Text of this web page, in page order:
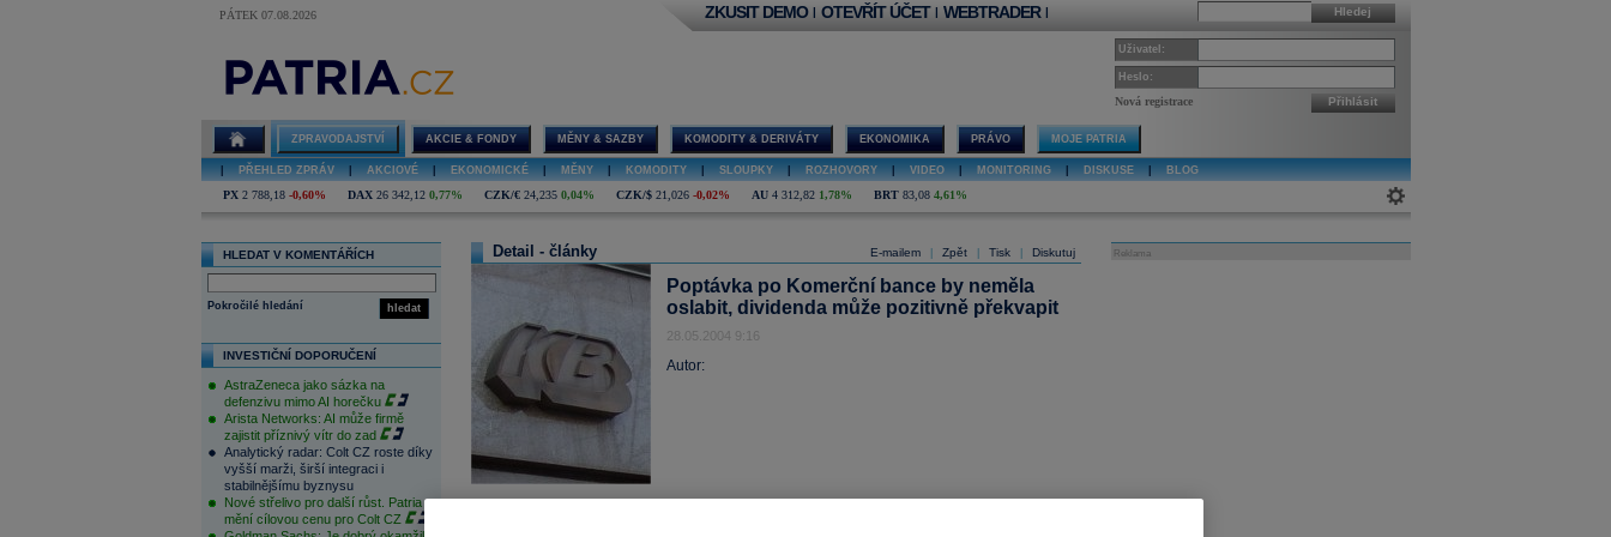
PÁTEK 07.08.2026 Hledej
ZKUSIT DEMO | OTEVŘÍT ÚČET | WEBTRADER |
Uživatel:
Heslo:
Nová registrace Přihlásit
ZPRAVODAJSTVÍ AKCIE & FONDY MĚNY & SAZBY KOMODITY & DERIVÁTY EKONOMIKA PRÁVO MOJE PATRIA
PŘEHLED ZPRÁV AKCIOVÉ EKONOMICKÉ MĚNY KOMODITY SLOUPKY ROZHOVORY VIDEO MONITORING DISKUSE BLOG
PX 2 788,18 -0,60% DAX 26 342,12 0,77% CZK/€ 24,235 0,04% CZK/$ 21,026 -0,02% AU 4 312,82 1,78% BRT 83,08 4,61%
HLEDAT V KOMENTÁŘÍCH
hledat
Pokročilé hledání
INVESTIČNÍ DOPORUČENÍ
AstraZeneca jako sázka na
defenzivu mimo AI horečku
Arista Networks: AI může firmě
zajistit příznivý vítr do zad
Analytický radar: Colt CZ roste díky
vyšší marži, širší integraci i
stabilnějšímu byznysu
Nové střelivo pro další růst. Patria
mění cílovou cenu pro Colt CZ
E-mailem Zpět Tisk Diskutuj
Detail - články
Poptávka po Komerční bance by neměla
oslabit, dividenda může pozitivně překvapit
28.05.2004 9:16
Autor:
Reklama